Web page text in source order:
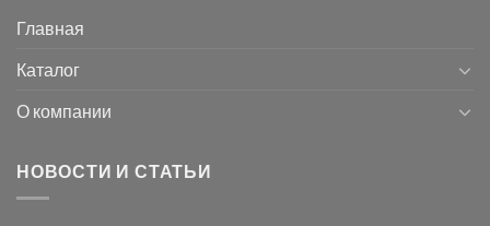
Главная
Каталог
О компании
НОВОСТИ И СТАТЬИ